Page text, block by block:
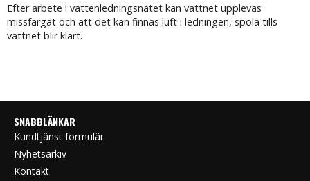
Efter arbete i vattenledningsnätet kan vattnet upplevas
missfärgat och att det kan finnas luft i ledningen, spola tills
vattnet blir klart.
SNABBLÄNKAR
Kundtjänst formulär
Nyhetsarkiv
Kontakt